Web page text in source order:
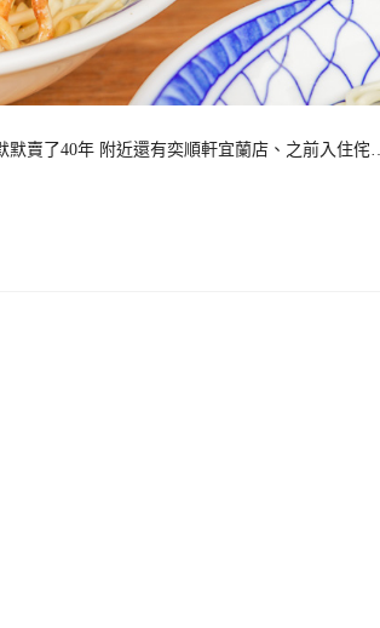
賣了40年 附近還有奕順軒宜蘭店、之前入住侘…